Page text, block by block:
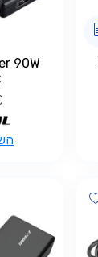
90W
Add wishlist